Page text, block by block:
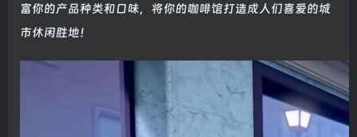
富你的产品种类和口味，将你的咖啡馆打造成人们喜爱的城
市休闲胜地！